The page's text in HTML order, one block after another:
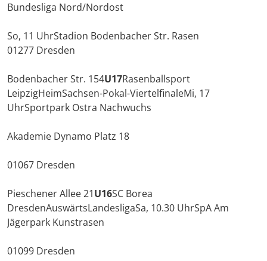
Bundesliga Nord/Nordost
So, 11 UhrStadion Bodenbacher Str. Rasen
01277 Dresden
Bodenbacher Str. 154U17Rasenballsport
LeipzigHeimSachsen-Pokal-ViertelfinaleMi, 17
UhrSportpark Ostra Nachwuchs
Akademie Dynamo Platz 18
01067 Dresden
Pieschener Allee 21U16SC Borea
DresdenAuswärtsLandesligaSa, 10.30 UhrSpA Am
Jägerpark Kunstrasen
01099 Dresden